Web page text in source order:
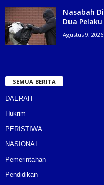
Nasabah
Dua
Agustus 9, 2026
SEMUA BERITA
DAERAH
Hukrim
PERISTIWA
NASIONAL
Pemerintahan
Pendidikan